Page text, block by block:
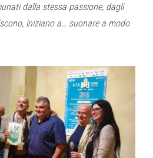
dalla stessa passione, dagli
iniziano a… suonare a modo